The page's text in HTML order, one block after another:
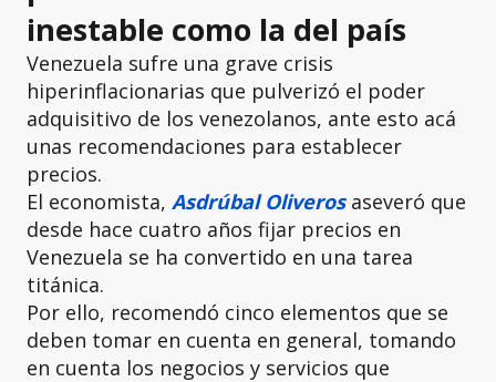
inestable como la del país
Venezuela sufre una grave crisis
hiperinflacionarias que pulverizó el poder
adquisitivo de los venezolanos, ante esto acá
unas recomendaciones para establecer
precios.
El economista, Asdrúbal Oliverosaseveró que
desde hace cuatro años fijar precios en
Venezuela se ha convertido en una tarea
titánica.
Por ello, recomendó cinco elementos que se
deben tomar en cuenta en general, tomando
en cuenta los negocios y servicios que